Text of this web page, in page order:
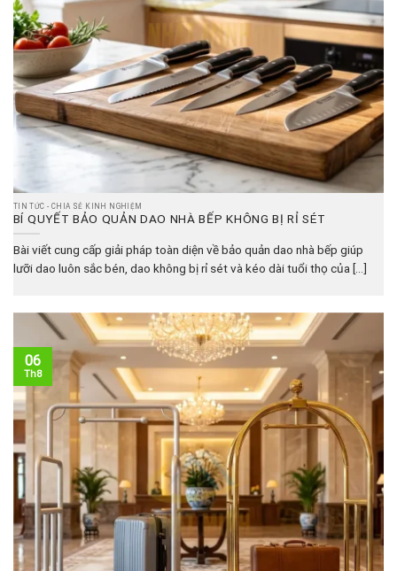
TIN TỨC - CHIA SẺ KINH NGHIỆM
BÍ QUYẾT BẢO QUẢN DAO NHÀ BẾP KHÔNG BỊ RỈ SÉT
Bài viết cung cấp giải pháp toàn diện về bảo quản dao nhà bếp giúp
lưỡi dao luôn sắc bén, dao không bị rỉ sét và kéo dài tuổi thọ của [...]
06
Th8